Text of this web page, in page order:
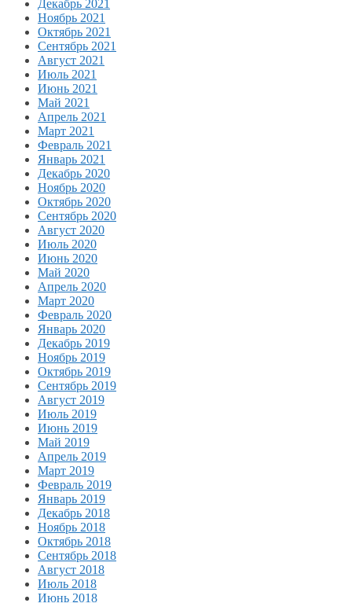
Декабрь 2021
Ноябрь 2021
Октябрь 2021
Сентябрь 2021
Август 2021
Июль 2021
Июнь 2021
Май 2021
Апрель 2021
Март 2021
Февраль 2021
Январь 2021
Декабрь 2020
Ноябрь 2020
Октябрь 2020
Сентябрь 2020
Август 2020
Июль 2020
Июнь 2020
Май 2020
Апрель 2020
Март 2020
Февраль 2020
Январь 2020
Декабрь 2019
Ноябрь 2019
Октябрь 2019
Сентябрь 2019
Август 2019
Июль 2019
Июнь 2019
Май 2019
Апрель 2019
Март 2019
Февраль 2019
Январь 2019
Декабрь 2018
Ноябрь 2018
Октябрь 2018
Сентябрь 2018
Август 2018
Июль 2018
Июнь 2018